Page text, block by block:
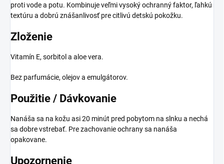
proti vode a potu. Kombinuje veľmi vysoký ochranný faktor, ľahkú
textúru a dobrú znášanlivosť pre citlivú detskú pokožku.
Zloženie
Vitamín E, sorbitol a aloe vera.
Bez parfumácie, olejov a emulgátorov.
Použitie / Dávkovanie
Nanáša sa na kožu asi 20 minút pred pobytom na slnku a nechá
sa dobre vstrebať. Pre zachovanie ochrany sa nanáša
opakovane.
Upozornenie